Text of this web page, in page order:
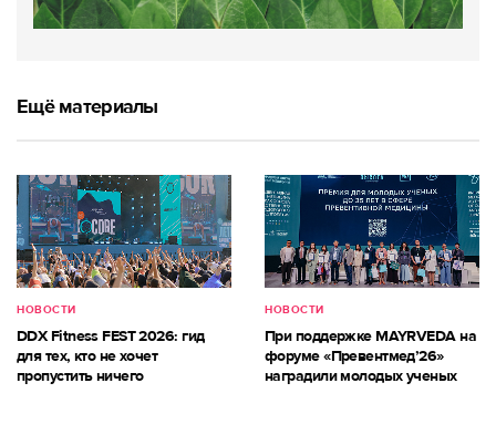
Ещё материалы
НОВОСТИ
DDX Fitness FEST 2026: гид
для тех, кто не хочет
пропустить ничего
НОВОСТИ
При поддержке MAYRVEDA на
форуме «Превентмед’26»
наградили молодых ученых